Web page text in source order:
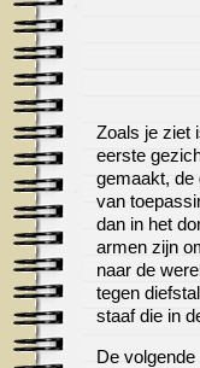
Zoals je ziet
eerste
gemaakt, de
van
dan in het
armen zijn
naar de
tegen
staaf die in
De